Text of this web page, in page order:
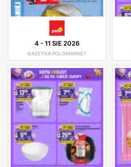
4 -11 SIE 2026
GAZETKA POLOMARKET